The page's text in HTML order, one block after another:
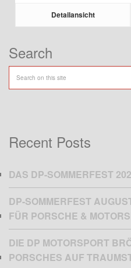
Detailansicht
Search
Recent Posts
DAS DP-SOMMERFEST
DP-SOMMERFEST
FÜR PORSCHE &
DIE DP MOTORSPORT
PORSCHES AUF